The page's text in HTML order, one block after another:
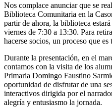
Nos complace anunciar que se
Biblioteca Comunitaria en la
partir de ahora, la biblioteca
viernes de 7:30 a 13:30. Para
hacerse socios, un proceso que
Durante la presentación, en el
contamos con la visita de los
Primaria Domingo Faustino
oportunidad de disfrutar de una
interactivos dirigida por el
alegría y entusiasmo la jornada.